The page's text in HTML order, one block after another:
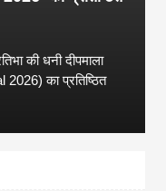
की धनी दीपमाला
का प्रतिष्ठित